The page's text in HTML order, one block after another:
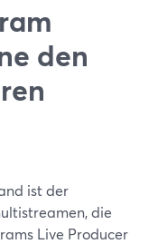
den
ist der
die
Live Producer